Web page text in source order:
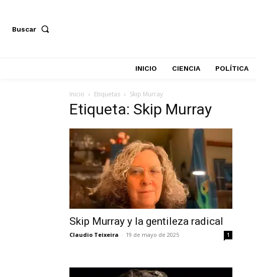
Buscar
INICIO CIENCIA POLÍTICA
Inicio Etiquetas Skip Murray
Etiqueta: Skip Murray
Skip Murray y la gentileza radical
Claudio Teixeira - 19 de mayo de 2025 1